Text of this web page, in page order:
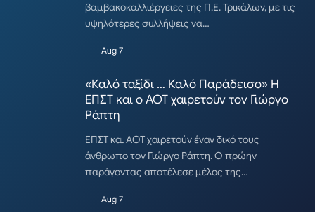
βαμβακοκαλλιέργειες της Π.Ε. Τρικάλων, με τις
υψηλότερες συλλήψεις να…
Aug 7
«Καλό ταξίδι … Καλό Παράδεισο» Η
ΕΠΣΤ και ο ΑΟΤ χαιρετούν τον Γιώργο
Ράπτη
ΕΠΣΤ και ΑΟΤ χαιρετούν έναν δικό τους
άνθρωπο τον Γιώργο Ράπτη. Ο πρώην
παράγοντας αποτέλεσε μέλος της…
Aug 7